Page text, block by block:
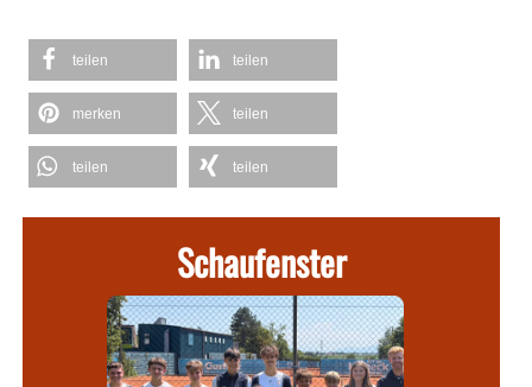
teilen teilen
merken teilen
teilen teilen
Schaufenster